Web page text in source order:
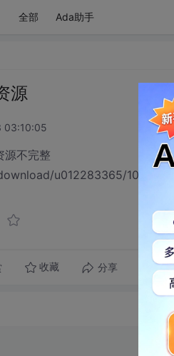
全部 Ada助手
源
03:10:05
源不完整
u012283365/10203825
收藏 分享 转